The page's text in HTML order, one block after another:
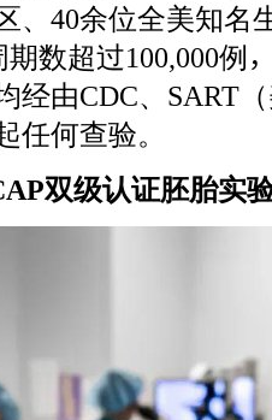
、40余位全美知名
数超过100,000例
经由CDC、SART
任何查验。
双级认证胚胎实